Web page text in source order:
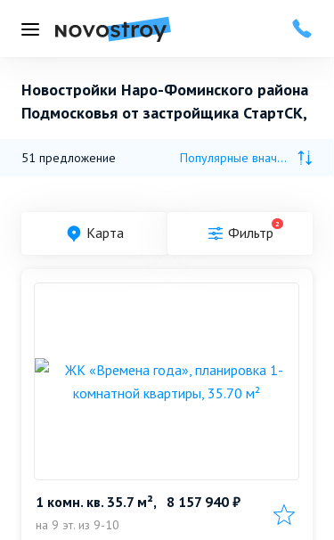
Меню
Новостройки Наро-Фоминского района
Подмосковья от застройщика СтартСК,
51 предложение Популярные вначале
Карта Фильтр 2
1 комн. кв. 35.7 м², 8 157 940 ₽
на 9 эт. из 9-10